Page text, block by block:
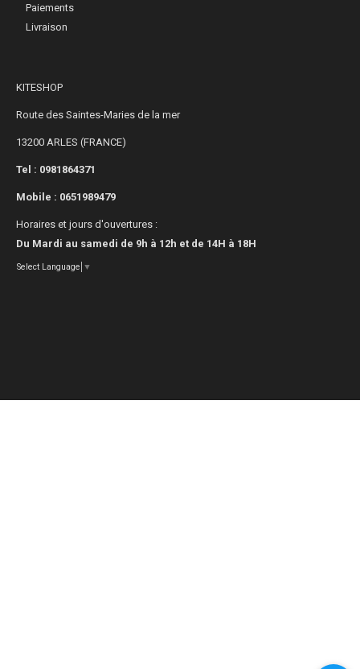
Paiements
Livraison
KITESHOP
Route des Saintes-Maries de la mer
13200 ARLES (FRANCE)
Tel : 0981864371
Mobile : 0651989479
Horaires et jours d'ouvertures :
Du Mardi au samedi de 9h à 12h et de 14H à 18H
Select Language ▼